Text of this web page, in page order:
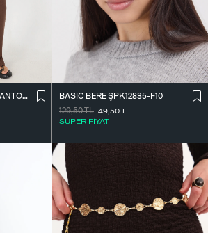
BELDEN İ̇P BAĞLAMALI PANTOLON PN16372-İ6
BASIC BERE ŞPK12835-F10
129,50TL 49,50TL
SÜPER FİYAT